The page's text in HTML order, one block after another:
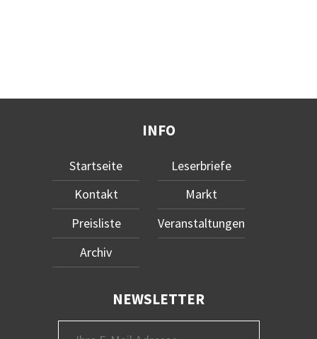
INFO
Startseite
Kontakt
Preisliste
Archiv
Leserbriefe
Markt
Veranstaltungen
NEWSLETTER